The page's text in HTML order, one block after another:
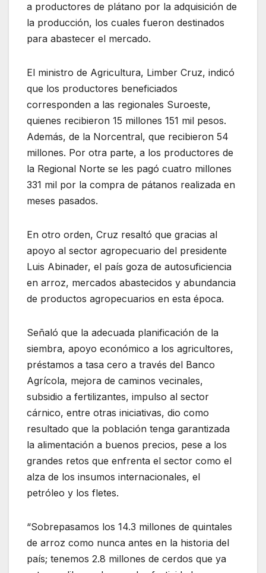
a productores de plátano por la adquisición de
la producción, los cuales fueron destinados
para abastecer el mercado.
El ministro de Agricultura, Limber Cruz, indicó
que los productores beneficiados
corresponden a las regionales Suroeste,
quienes recibieron 15 millones 151 mil pesos.
Además, de la Norcentral, que recibieron 54
millones. Por otra parte, a los productores de
la Regional Norte se les pagó cuatro millones
331 mil por la compra de pátanos realizada en
meses pasados.
En otro orden, Cruz resaltó que gracias al
apoyo al sector agropecuario del presidente
Luis Abinader, el país goza de autosuficiencia
en arroz, mercados abastecidos y abundancia
de productos agropecuarios en esta época.
Señaló que la adecuada planificación de la
siembra, apoyo económico a los agricultores,
préstamos a tasa cero a través del Banco
Agrícola, mejora de caminos vecinales,
subsidio a fertilizantes, impulso al sector
cárnico, entre otras iniciativas, dio como
resultado que la población tenga garantizada
la alimentación a buenos precios, pese a los
grandes retos que enfrenta el sector como el
alza de los insumos internacionales, el
petróleo y los fletes.
“Sobrepasamos los 14.3 millones de quintales
de arroz como nunca antes en la historia del
país; tenemos 2.8 millones de cerdos que ya